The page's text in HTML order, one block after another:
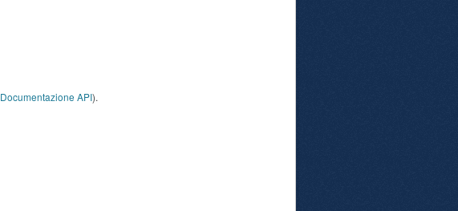
Documentazione API).